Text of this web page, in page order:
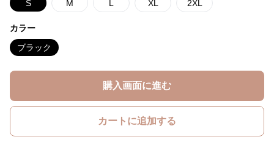
S M L XL 2XL
カラー
ブラック
購入画面に進む
カートに追加する